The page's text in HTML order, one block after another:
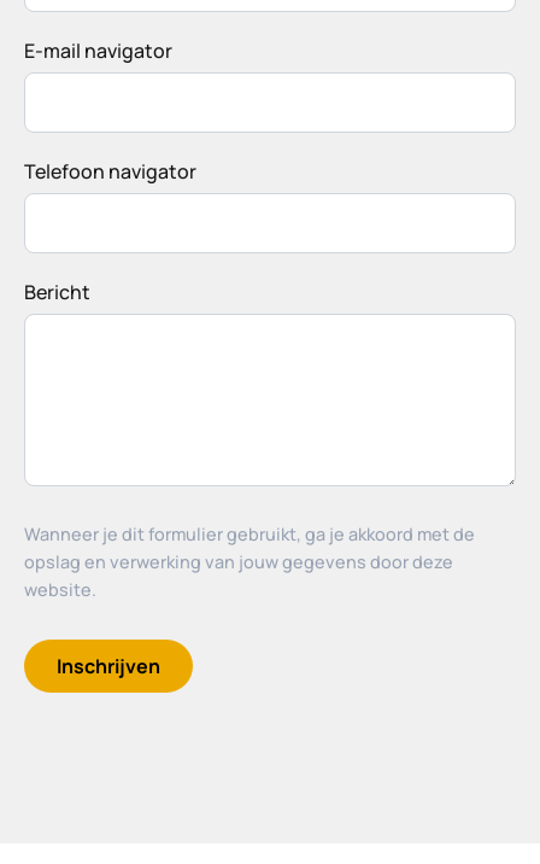
E-mail navigator
Telefoon navigator
Bericht
Wanneer je dit formulier gebruikt, ga je akkoord met de
opslag en verwerking van jouw gegevens door deze
website.
Inschrijven